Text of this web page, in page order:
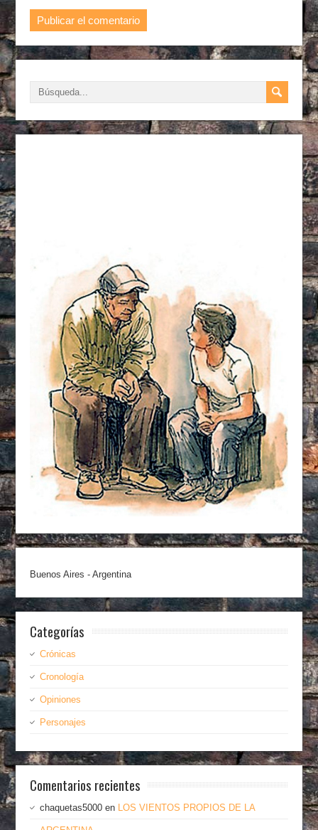
Buenos Aires - Argentina
Categorías
Crónicas
Cronología
Opiniones
Personajes
Comentarios recientes
chaquetas5000 en LOS VIENTOS PROPIOS DE LA